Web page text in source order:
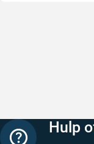
Hulp